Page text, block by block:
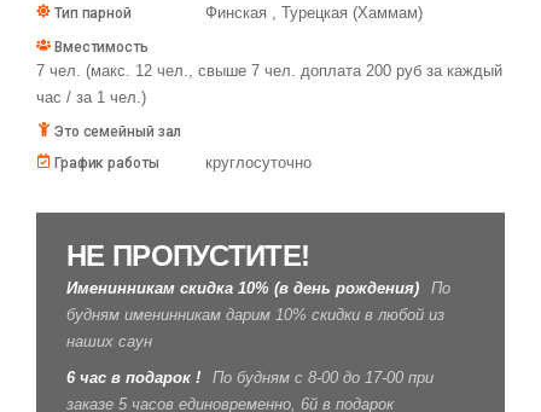
Тип парной Финская , Турецкая (Хаммам)
Вместимость
7 чел. (макс. 12 чел., свыше 7 чел. доплата 200 руб за каждый
час / за 1 чел.)
Это семейный зал
График работы
круглосуточно
НЕ ПРОПУСТИТЕ!
Именинникам скидка 10% (в день рождения)
По
будням именинникам дарим 10% скидки в любой из
наших саун
6 час в подарок !
По будням с 8-00 до 17-00 при
заказе 5 часов единовременно, 6й в подарок